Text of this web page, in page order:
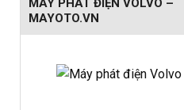
MÁY PHÁT ĐIỆN VOLVO –
MAYOTO.VN